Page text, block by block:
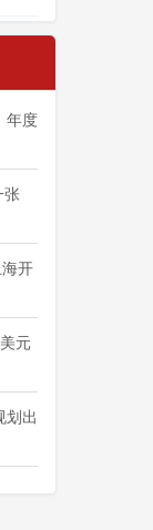
年度
张
开
元
划出